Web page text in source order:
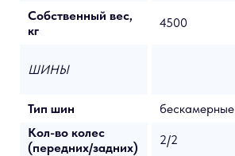
Собственный вес,
кг
4500
ШИНЫ
Тип шин
бескамерные
Кол-во колес
(передних/задних)
2/2